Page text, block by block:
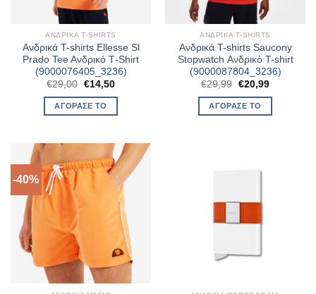
ΑΝΔΡΙΚΆ T-SHIRTS
Ανδρικά T-shirts Ellesse Sl
Prado Tee Aνδρικό Τ-Shirt
(9000076405_3236)
€29,00 Original
was:
€29,00.
€14,50Η
ΑΓΌΡΑΣΈ ΤΟ
ΑΝΔΡΙΚΆ T-SHIRTS
Ανδρικά T-shirts Saucony
Stopwatch Ανδρικό T-shirt
(9000087804_3236)
€29,99 Original
was:
€29,99.
€20,99Η
ΑΓΌΡΑΣΈ ΤΟ
-40%